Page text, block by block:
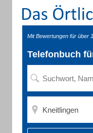
Mit Bewertungen für über
Telefonbuch